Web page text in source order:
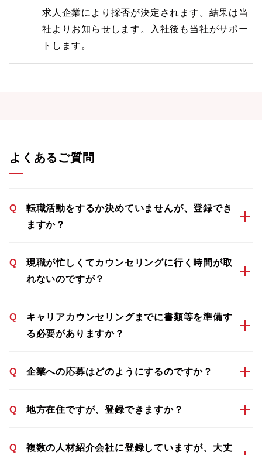
求人企業により採否が決定されます。結果は当
社よりお知らせします。入社後も当社がサポー
トします。
よくあるご質問
Q
転職活動をするか決めていませんが、登録でき
ますか？
Q
現職が忙しくてカウンセリングに行く時間が取
れないのですが？
Q
キャリアカウンセリングまでに書類等を準備す
る必要がありますか？
Q 企業への応募はどのようにするのですか？
Q 地方在住ですが、登録できますか？
Q
複数の人材紹介会社に登録していますが、大丈